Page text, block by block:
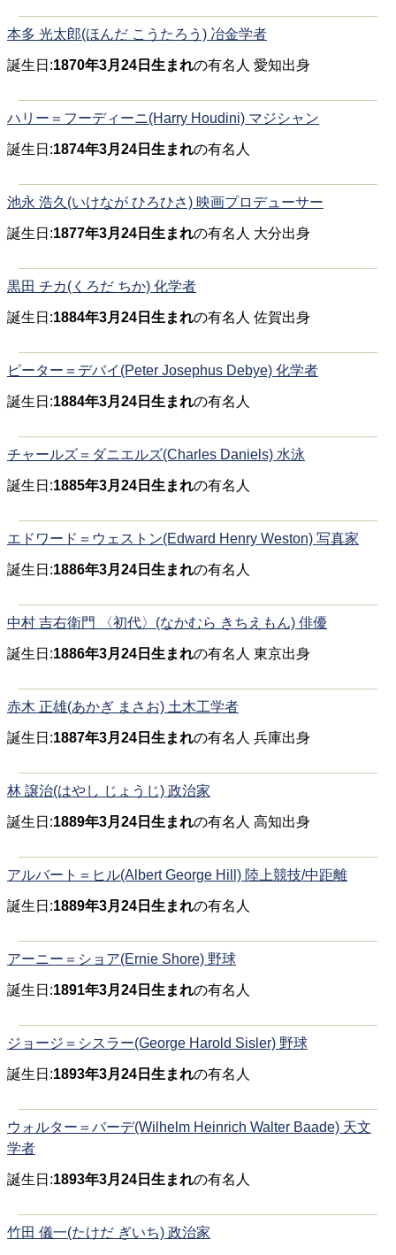
本多 光太郎(ほんだ こうたろう) 冶金学者
誕生日:1870年3月24日生まれの有名人 愛知出身
ハリー＝フーディーニ(Harry Houdini) マジシャン
誕生日:1874年3月24日生まれの有名人
池永 浩久(いけなが ひろひさ) 映画プロデューサー
誕生日:1877年3月24日生まれの有名人 大分出身
黒田 チカ(くろだ ちか) 化学者
誕生日:1884年3月24日生まれの有名人 佐賀出身
ピーター＝デバイ(Peter Josephus Debye) 化学者
誕生日:1884年3月24日生まれの有名人
チャールズ＝ダニエルズ(Charles Daniels) 水泳
誕生日:1885年3月24日生まれの有名人
エドワード＝ウェストン(Edward Henry Weston) 写真家
誕生日:1886年3月24日生まれの有名人
中村 吉右衛門 〈初代〉(なかむら きちえもん) 俳優
誕生日:1886年3月24日生まれの有名人 東京出身
赤木 正雄(あかぎ まさお) 土木工学者
誕生日:1887年3月24日生まれの有名人 兵庫出身
林 譲治(はやし じょうじ) 政治家
誕生日:1889年3月24日生まれの有名人 高知出身
アルバート＝ヒル(Albert George Hill) 陸上競技/中距離
誕生日:1889年3月24日生まれの有名人
アーニー＝ショア(Ernie Shore) 野球
誕生日:1891年3月24日生まれの有名人
ジョージ＝シスラー(George Harold Sisler) 野球
誕生日:1893年3月24日生まれの有名人
ウォルター＝バーデ(Wilhelm Heinrich Walter Baade) 天文
学者
誕生日:1893年3月24日生まれの有名人
竹田 儀一(たけだ ぎいち) 政治家